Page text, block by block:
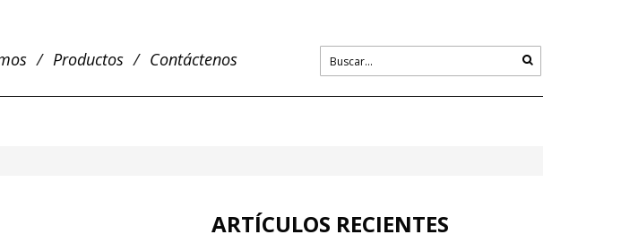
Productos Contáctenos
ARTÍCULOS RECIENTES